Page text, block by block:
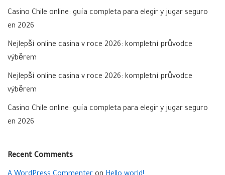
Casino Chile online: guía completa para elegir y jugar seguro
en 2026
Nejlepší online casina v roce 2026: kompletní průvodce
výběrem
Nejlepší online casina v roce 2026: kompletní průvodce
výběrem
Casino Chile online: guía completa para elegir y jugar seguro
en 2026
Recent Comments